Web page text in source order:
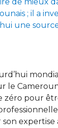
; il a
une
le
zéro pour
son